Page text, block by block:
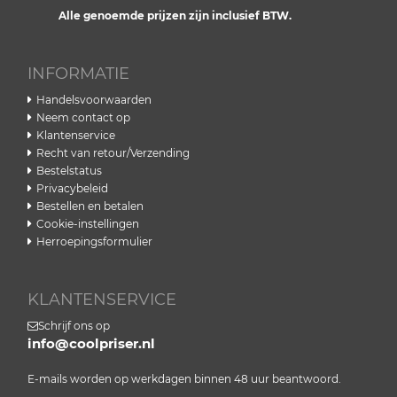
Alle genoemde prijzen zijn inclusief BTW.
INFORMATIE
Handelsvoorwaarden
Neem contact op
Klantenservice
Recht van retour/Verzending
Bestelstatus
Privacybeleid
Bestellen en betalen
Cookie-instellingen
Herroepingsformulier
KLANTENSERVICE
Schrijf ons op
info@coolpriser.nl
E-mails worden op werkdagen binnen 48 uur beantwoord.